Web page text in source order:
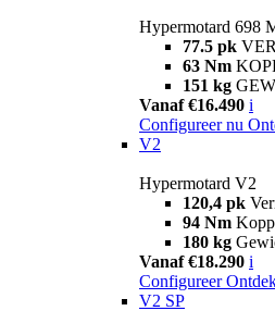
Hypermotard 698
77.5 pk
63 Nm
151 kg
Vanaf €16.490 i
Configureer nu
V2
Hypermotard V2
120,4 pk
94 Nm
180 kg
Vanaf €18.290 i
Configureer
V2 SP